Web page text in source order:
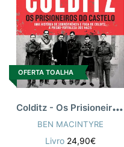
OFERTA TOALHA
C
olditz - Os Prisioneiros do Castelo
BEN MACINTYRE
Livro 24,90€